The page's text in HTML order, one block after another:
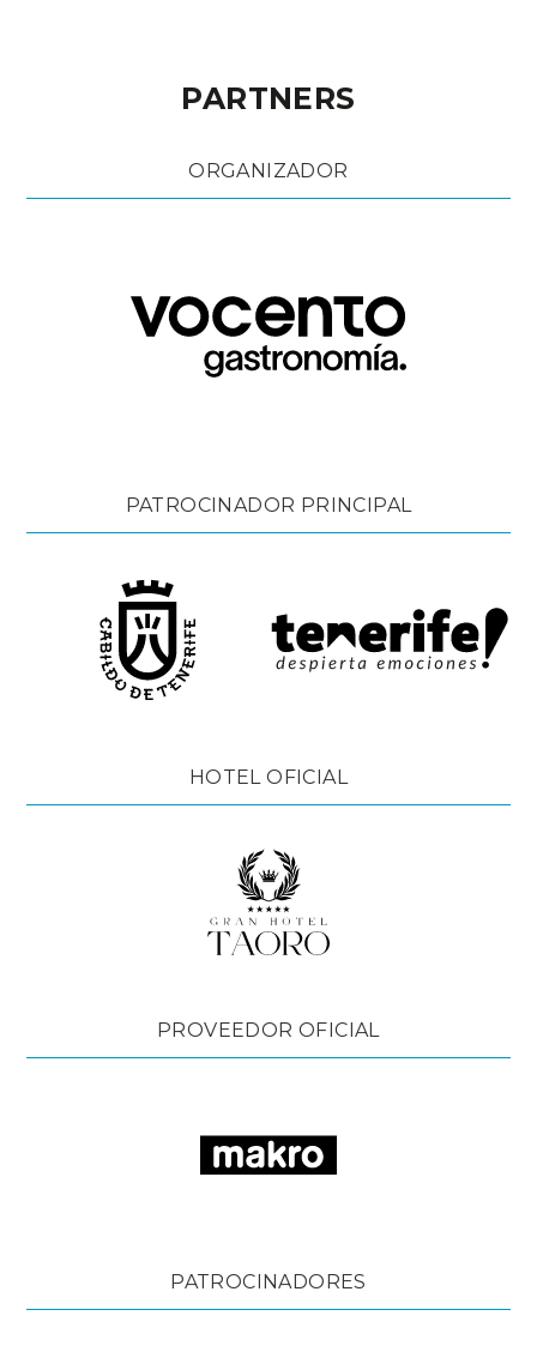
PARTNERS
ORGANIZADOR
PATROCINADOR PRINCIPAL
HOTEL OFICIAL
PROVEEDOR OFICIAL
PATROCINADORES